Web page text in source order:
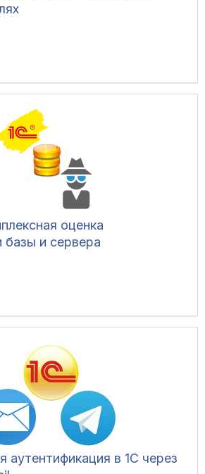
оценка
и сервера
аутентификация в 1С через